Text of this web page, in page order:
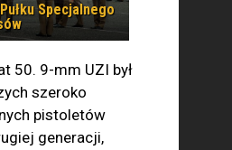
Specjalnego
50. 9-mm UZI był
szeroko
pistoletów
generacji,